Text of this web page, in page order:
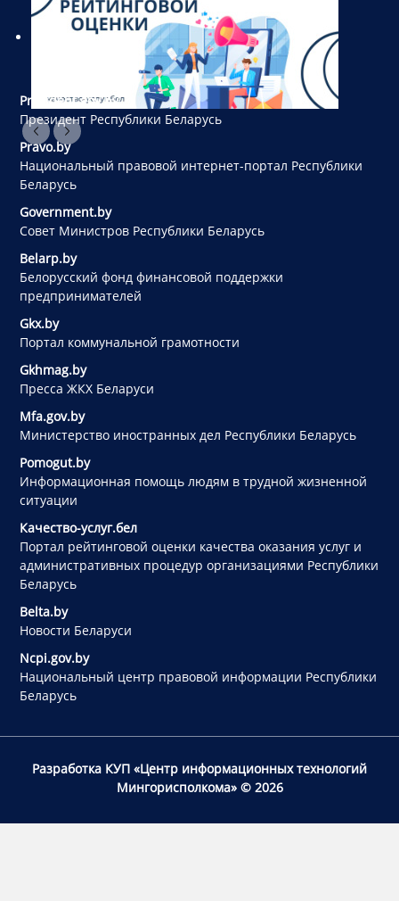
President.gov.by
Президент Республики Беларусь
Pravo.by
Национальный правовой интернет-портал Республики
Беларусь
Government.by
Совет Министров Республики Беларусь
Belarp.by
Белорусский фонд финансовой поддержки
предпринимателей
Gkx.by
Портал коммунальной грамотности
Gkhmag.by
Пресса ЖКХ Беларуси
Mfa.gov.by
Министерство иностранных дел Республики Беларусь
Pomogut.by
Информационная помощь людям в трудной жизненной
ситуации
Качество-услуг.бел
Портал рейтинговой оценки качества оказания услуг и
административных процедур организациями Республики
Беларусь
Belta.by
Новости Беларуси
Ncpi.gov.by
Национальный центр правовой информации Республики
Беларусь
Разработка КУП «Центр информационных технологий
Мингорисполкома»© 2026